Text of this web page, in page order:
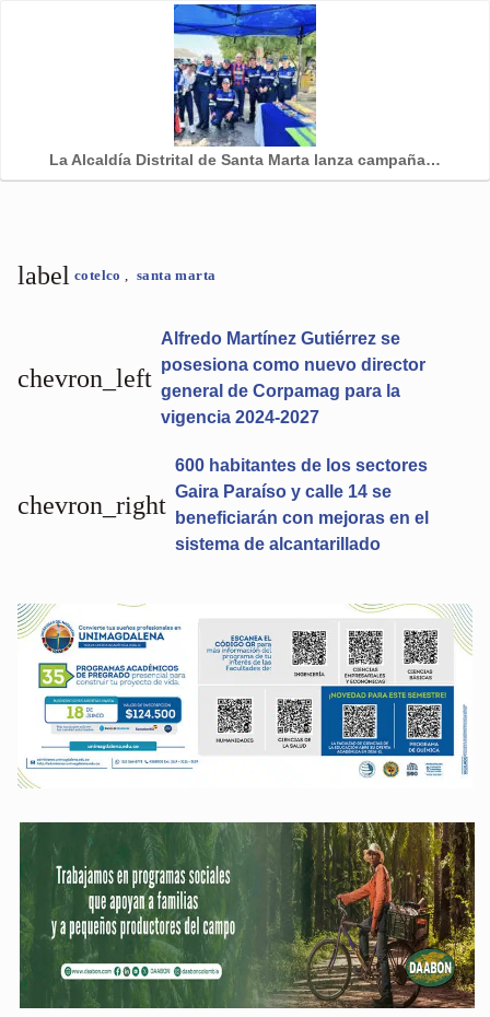
La Alcaldía Distrital de Santa Marta lanza campaña…
label cotelco, santa marta
chevron_left
Alfredo Martínez Gutiérrez se
posesiona como nuevo director
general de Corpamag para la
vigencia 2024-2027
600 habitantes de los sectores
Gaira Paraíso y calle 14 se
beneficiarán con mejoras en el
sistema de alcantarillado
chevron_right